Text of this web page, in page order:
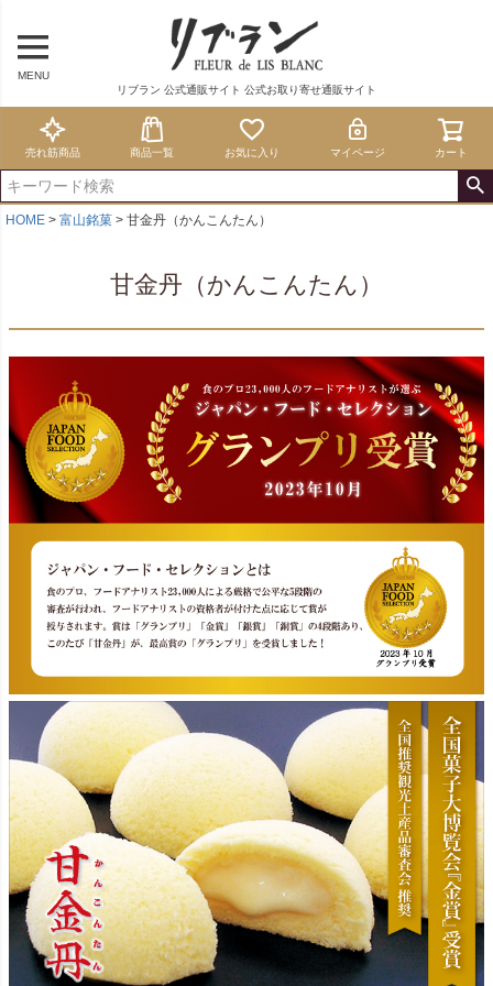
MENU
リブラン 公式通販サイト 公式お取り寄せ通販サイト
売れ筋商品 商品一覧 お気に入り マイページ カート
HOME 富山銘菓 甘金丹（かんこんたん）
甘金丹（かんこんたん）